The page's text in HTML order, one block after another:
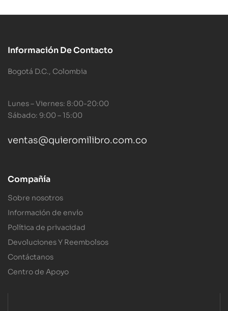
Información De Contacto
Bogotá D.C., Colombia
Lunes – Viernes: 8:00-20:00
Sábado: 9:00 – 15:00
ventas@quieromilibro.com.co
Compañía
Sobre nosotros
Información de envío
Política de privacidad
Devoluciones Y Reembolsos
Contáctanos
Centro de Apoyo